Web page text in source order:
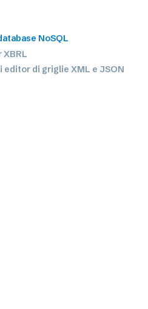
NoSQL
XBRL
di griglie XML e JSON